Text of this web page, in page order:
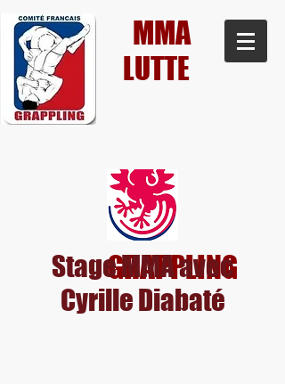
MMA
LUTTE
GRAPPLING
Stage MMA avec
Cyrille Diabaté